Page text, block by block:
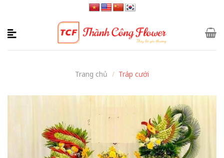
content
Trang chủ / Tráp cưới